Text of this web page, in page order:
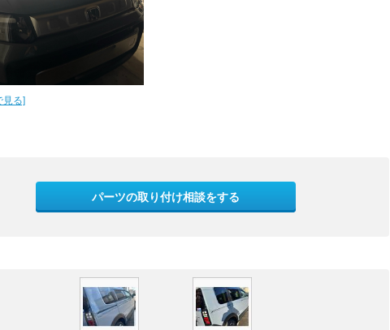
見る]
パーツの取り付け相談をする